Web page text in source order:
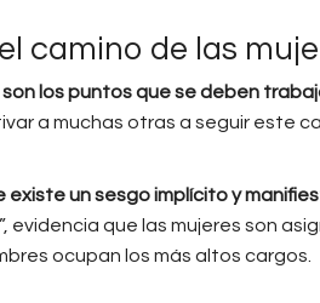
camino de las
los puntos que se deben
a muchas otras a seguir este
un sesgo implícito y
evidencia que las mujeres son
ocupan los más altos cargos.